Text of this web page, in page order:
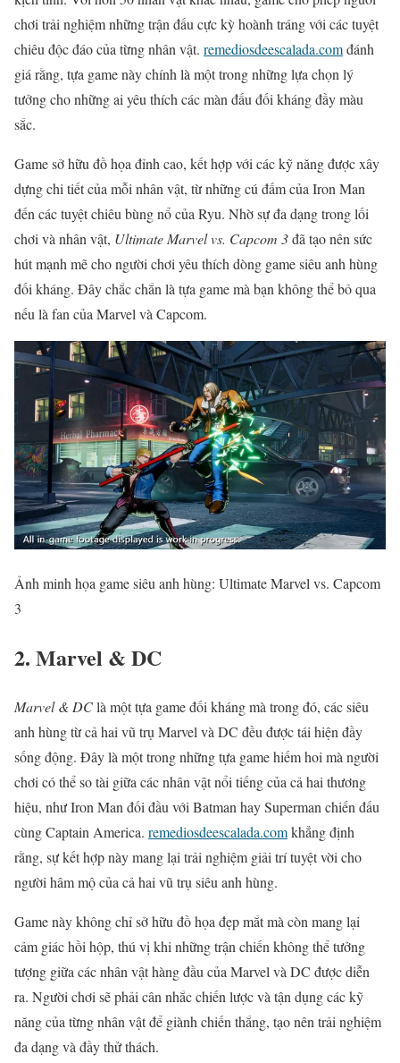
chơi trải nghiệm những trận đấu cực kỳ hoành tráng với các tuyệt
chiêu độc đáo của từng nhân vật. remediosdeescalada.comđánh
giá rằng, tựa game này chính là một trong những lựa chọn lý
tưởng cho những ai yêu thích các màn đấu đối kháng đầy màu
sắc.
Game sở hữu đồ họa đỉnh cao, kết hợp với các kỹ năng được xây
dựng chi tiết của mỗi nhân vật, từ những cú đấm của Iron Man
đến các tuyệt chiêu bùng nổ của Ryu. Nhờ sự đa dạng trong lối
chơi và nhân vật, Ultimate Marvel vs. Capcom 3đã tạo nên sức
hút mạnh mẽ cho người chơi yêu thích dòng game siêu anh hùng
đối kháng. Đây chắc chắn là tựa game mà bạn không thể bỏ qua
nếu là fan của Marvel và Capcom.
Ảnh minh họa game siêu anh hùng: Ultimate Marvel vs. Capcom
3
2. Marvel & DC
Marvel & DClà một tựa game đối kháng mà trong đó, các siêu
anh hùng từ cả hai vũ trụ Marvel và DC đều được tái hiện đầy
sống động. Đây là một trong những tựa game hiếm hoi mà người
chơi có thể so tài giữa các nhân vật nổi tiếng của cả hai thương
hiệu, như Iron Man đối đầu với Batman hay Superman chiến đấu
cùng Captain America. remediosdeescalada.comkhẳng định
rằng, sự kết hợp này mang lại trải nghiệm giải trí tuyệt vời cho
người hâm mộ của cả hai vũ trụ siêu anh hùng.
Game này không chỉ sở hữu đồ họa đẹp mắt mà còn mang lại
cảm giác hồi hộp, thú vị khi những trận chiến không thể tưởng
tượng giữa các nhân vật hàng đầu của Marvel và DC được diễn
ra. Người chơi sẽ phải cân nhắc chiến lược và tận dụng các kỹ
năng của từng nhân vật để giành chiến thắng, tạo nên trải nghiệm
đa dạng và đầy thử thách.